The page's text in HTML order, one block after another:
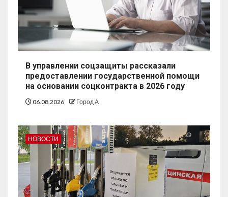
В управлении соцзащиты рассказали
предоставлении государственной помощи
на основании соцконтракта в 2026 году
06.08.2026 Город А
НОВОСТИ